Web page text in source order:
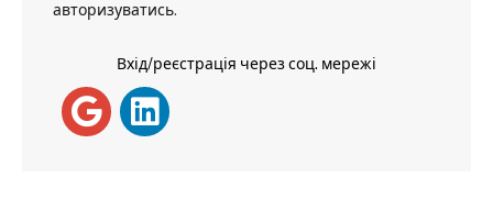
авторизуватись.
Вхід/реєстрація через соц. мережі